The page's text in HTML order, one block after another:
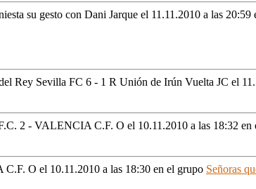
su gesto con Dani Jarque el 11.11.2010 a las 20:59
Rey Sevilla FC 6 - 1 R Unión de Irún Vuelta JC el
2 - VALENCIA C.F. O el 10.11.2010 a las 18:32 en
C.F. O el 10.11.2010 a las 18:30 en el grupo Señoras